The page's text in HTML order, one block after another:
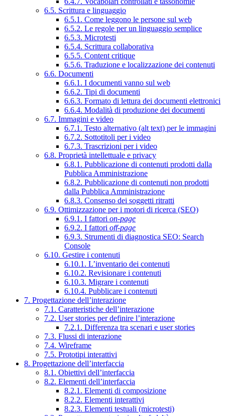
6.5. Scrittura e linguaggio
6.5.1. Come leggono le persone sul web
6.5.2. Le regole per un linguaggio semplice
6.5.3. Microtesti
6.5.4. Scrittura collaborativa
6.5.5. Content critique
6.5.6. Traduzione e localizzazione dei contenuti
6.6. Documenti
6.6.1. I documenti vanno sul web
6.6.2. Tipi di documenti
6.6.3. Formato di lettura dei documenti elettronici
6.6.4. Modalità di produzione dei documenti
6.7. Immagini e video
6.7.1. Testo alternativo (alt text) per le immagini
6.7.2. Sottotitoli per i video
6.7.3. Trascrizioni per i video
6.8. Proprietà intellettuale e privacy
6.8.1. Pubblicazione di contenuti prodotti dalla
Pubblica Amministrazione
6.8.2. Pubblicazione di contenuti non prodotti
dalla Pubblica Amministrazione
6.8.3. Consenso dei soggetti ritratti
6.9. Ottimizzazione per i motori di ricerca (SEO)
6.9.1. I fattori on-page
6.9.2. I fattori off-page
6.9.3. Strumenti di diagnostica SEO: Search
Console
6.10. Gestire i contenuti
6.10.1. L’inventario dei contenuti
6.10.2. Revisionare i contenuti
6.10.3. Migrare i contenuti
6.10.4. Pubblicare i contenuti
7. Progettazione dell’interazione
7.1. Caratteristiche dell’interazione
7.2. User stories per definire l’interazione
7.2.1. Differenza tra scenari e user stories
7.3. Flussi di interazione
7.4. Wireframe
7.5. Prototipi interattivi
8. Progettazione dell’interfaccia
8.1. Obiettivi dell’interfaccia
8.2. Elementi dell’interfaccia
8.2.1. Elementi di composizione
8.2.2. Elementi interattivi
8.2.3. Elementi testuali (microtesti)